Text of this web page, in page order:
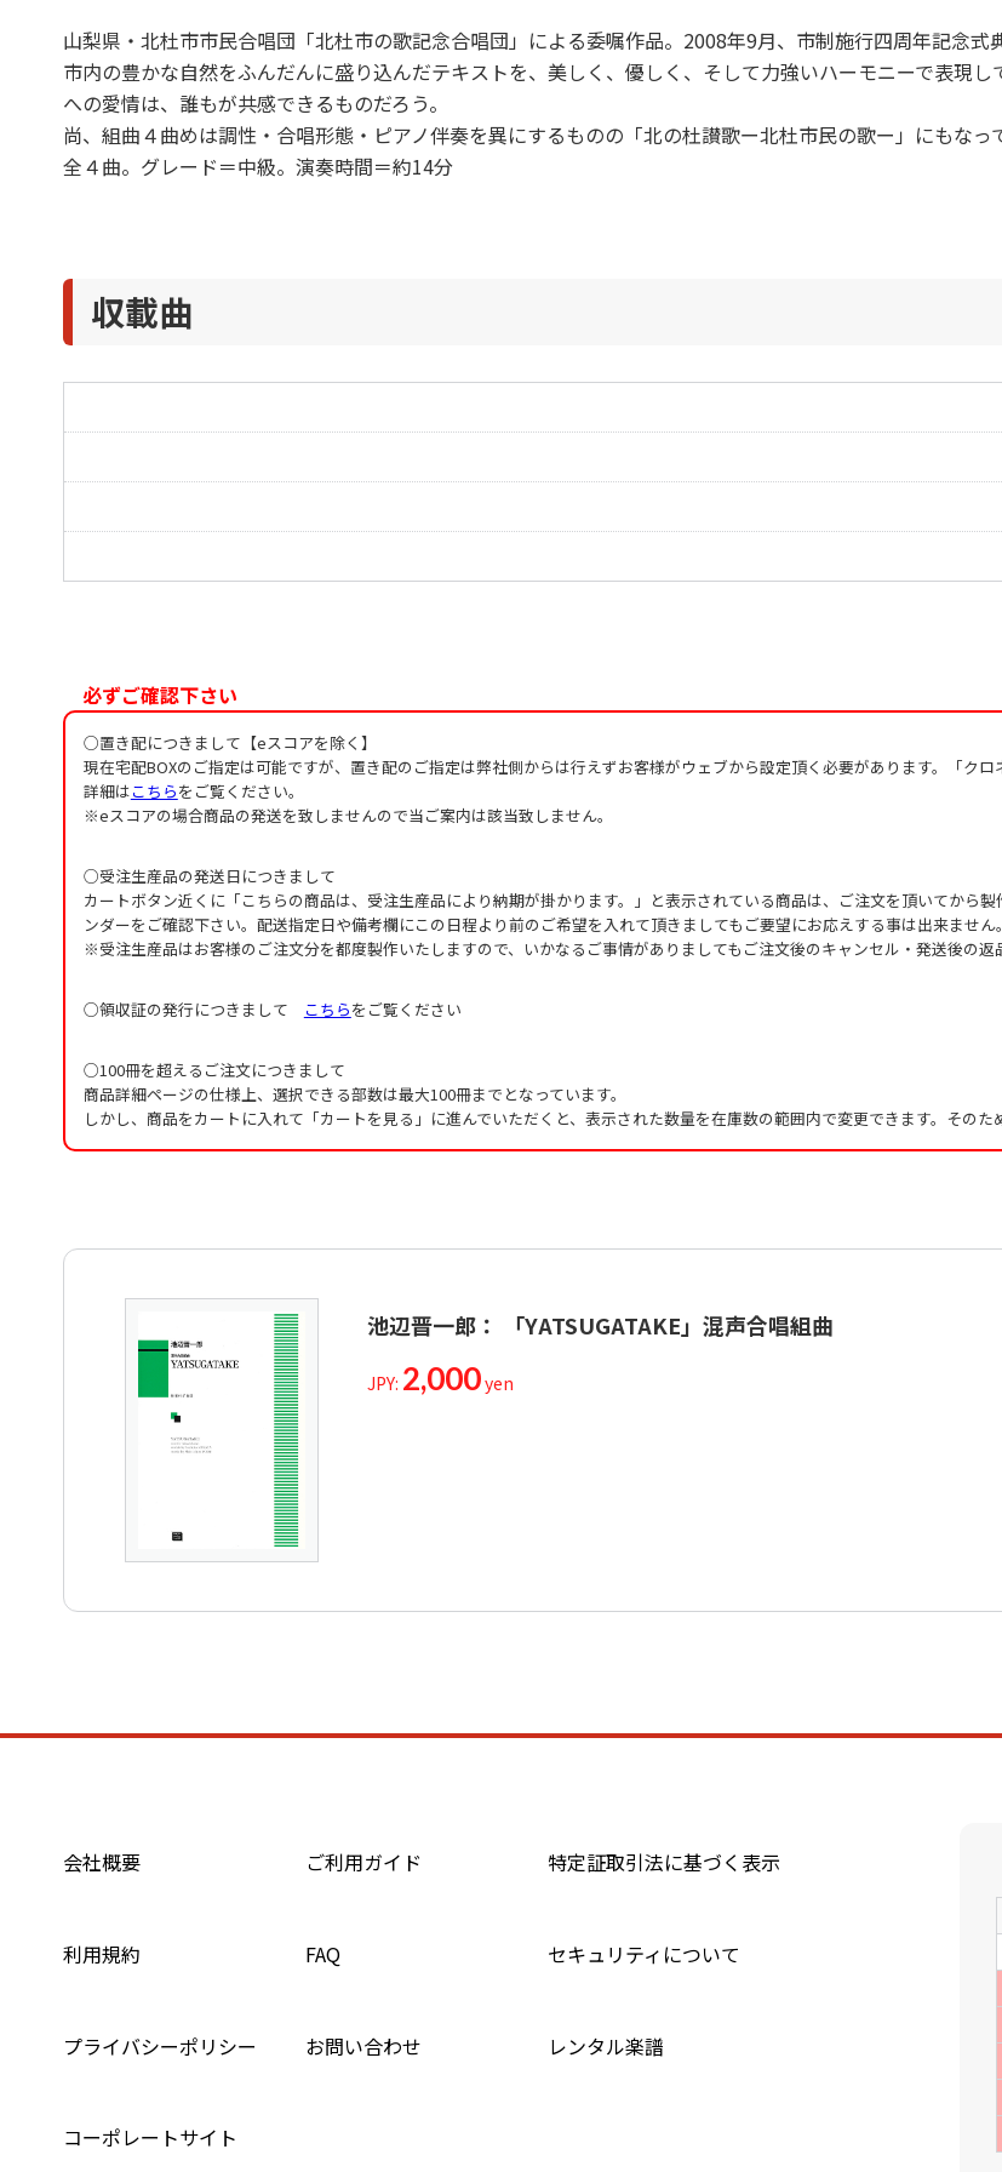
山梨県・北杜市市民合唱団「北杜市の歌記念合唱団」による委嘱作品。2008年9月、市制施行四周年記念式
市内の豊かな自然をふんだんに盛り込んだテキストを、美しく、優しく、そして力強いハーモニーで表現
への愛情は、誰もが共感できるものだろう。
尚、組曲４曲めは調性・合唱形態・ピアノ伴奏を異にするものの「北の杜讃歌ー北杜市民の歌ー」にもなっ
全４曲。グレード＝中級。演奏時間＝約14分
収載曲
作詞者：村田さ
作詞者：村田さ
作詞者：村田さ
必ずご確認下さい
○置き配につきまして【eスコアを除く】
現在宅配BOXのご指定は可能ですが、置き配のご指定は弊社側からは行えずお客様がウェブから設定頂く必要があります。「ク
詳細はこちらをご覧ください。
※eスコアの場合商品の発送を致しませんので当ご案内は該当致しません。
○受注生産品の発送日につきまして
カートボタン近くに「こちらの商品は、受注生産品により納期が掛かります。」と表示されている商品は、ご注文を頂いてから
ンダーをご確認下さい。配送指定日や備考欄にこの日程より前のご希望を入れて頂きましてもご要望にお応えする事は出来ません
※受注生産品はお客様のご注文分を都度製作いたしますので、いかなるご事情がありましてもご注文後のキャンセル・発送後の返
○領収証の発行につきまして こちらをご覧ください
○100冊を超えるご注文につきまして
商品詳細ページの仕様上、選択できる部数は最大100冊までとなっています。
しかし、商品をカートに入れて「カートを見る」に進んでいただくと、表示された数量を在庫数の範囲内で変更できます。そのた
池辺晋一郎： 「YATSUGATAKE」混声合唱組曲
JPY: 2,000yen
会社概要 ご利用ガイド 特定証取引法に基づく表示
利用規約 FAQ セキュリティについて
プライバシーポリシー お問い合わせ レンタル楽譜
コーポレートサイト